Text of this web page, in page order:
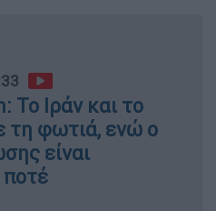
Το Ιράν και το
τη φωτιά, ενώ ο
είναι